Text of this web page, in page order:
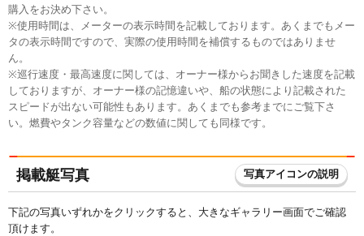
購入をお決め下さい。
※使用時間は、メーターの表示時間を記載しております。あくまでもメー
タの表示時間ですので、実際の使用時間を補償するものではありませ
ん。
※巡行速度・最高速度に関しては、オーナー様からお聞きした速度を記載
しておりますが、オーナー様の記憶違いや、船の状態により記載された
スピードが出ない可能性もあります。あくまでも参考までにご覧下さ
い。燃費やタンク容量などの数値に関しても同様です。
掲載艇写真 写真アイコンの説明
下記の写真いずれかをクリックすると、大きなギャラリー画面でご確認
頂けます。